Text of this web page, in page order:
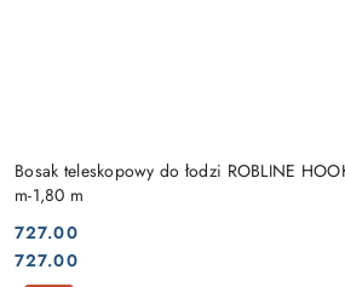
Bosak teleskopowy do łodzi ROBLINE
m-1,80 m
Cena:
727.00
Cena:
727.00